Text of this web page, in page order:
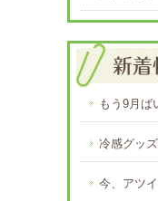
もう9月ば
冷感グッ
今、アツ